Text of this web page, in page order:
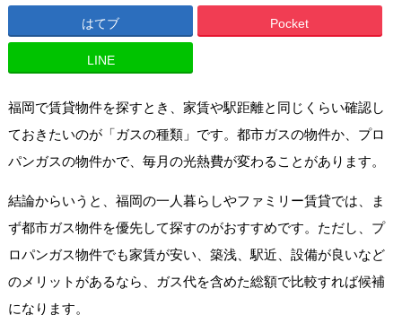
はてブ Pocket
LINE
福岡で賃貸物件を探すとき、家賃や駅距離と同じくらい確認し
ておきたいのが「ガスの種類」です。都市ガスの物件か、プロ
パンガスの物件かで、毎月の光熱費が変わることがあります。
結論からいうと、福岡の一人暮らしやファミリー賃貸では、ま
ず都市ガス物件を優先して探すのがおすすめです。ただし、プ
ロパンガス物件でも家賃が安い、築浅、駅近、設備が良いなど
のメリットがあるなら、ガス代を含めた総額で比較すれば候補
になります。